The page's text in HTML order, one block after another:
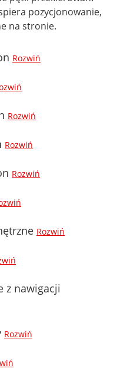
pozycjonowanie,
na stronie.
Rozwiń
Rozwiń
Rozwiń
Rozwiń
Rozwiń
z nawigacji
Rozwiń